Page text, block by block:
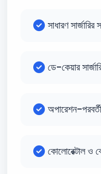
সাধারণ
ডে-কেয়ার
অপারেশন-
কোলোরেক্টাল ও